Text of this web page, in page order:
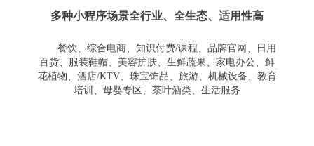
多种小程序场景全行业、全生态、适用性高
餐饮、综合电商、知识付费/课程、品牌官网、日用
百货、服装鞋帽、美容护肤、生鲜蔬果、家电办公、鲜
花植物、酒店/KTV、珠宝饰品、旅游、机械设备、教育
培训、母婴专区、茶叶酒类、生活服务